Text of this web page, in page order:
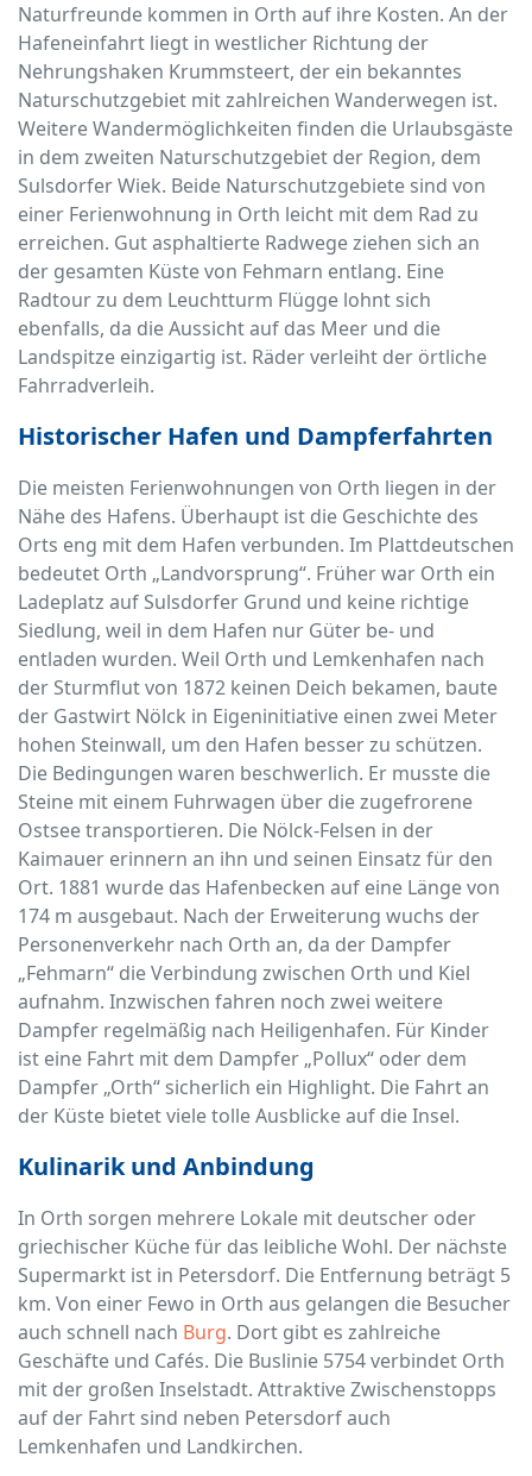
Naturfreunde kommen in Orth auf ihre Kosten. An der
Hafeneinfahrt liegt in westlicher Richtung der
Nehrungshaken Krummsteert, der ein bekanntes
Naturschutzgebiet mit zahlreichen Wanderwegen ist.
Weitere Wandermöglichkeiten finden die Urlaubsgäste
in dem zweiten Naturschutzgebiet der Region, dem
Sulsdorfer Wiek. Beide Naturschutzgebiete sind von
einer Ferienwohnung in Orth leicht mit dem Rad zu
erreichen. Gut asphaltierte Radwege ziehen sich an
der gesamten Küste von Fehmarn entlang. Eine
Radtour zu dem Leuchtturm Flügge lohnt sich
ebenfalls, da die Aussicht auf das Meer und die
Landspitze einzigartig ist. Räder verleiht der örtliche
Fahrradverleih.
Historischer Hafen und Dampferfahrten
Die meisten Ferienwohnungen von Orth liegen in der
Nähe des Hafens. Überhaupt ist die Geschichte des
Orts eng mit dem Hafen verbunden. Im Plattdeutschen
bedeutet Orth „Landvorsprung“. Früher war Orth ein
Ladeplatz auf Sulsdorfer Grund und keine richtige
Siedlung, weil in dem Hafen nur Güter be- und
entladen wurden. Weil Orth und Lemkenhafen nach
der Sturmflut von 1872 keinen Deich bekamen, baute
der Gastwirt Nölck in Eigeninitiative einen zwei Meter
hohen Steinwall, um den Hafen besser zu schützen.
Die Bedingungen waren beschwerlich. Er musste die
Steine mit einem Fuhrwagen über die zugefrorene
Ostsee transportieren. Die Nölck-Felsen in der
Kaimauer erinnern an ihn und seinen Einsatz für den
Ort. 1881 wurde das Hafenbecken auf eine Länge von
174 m ausgebaut. Nach der Erweiterung wuchs der
Personenverkehr nach Orth an, da der Dampfer
„Fehmarn“ die Verbindung zwischen Orth und Kiel
aufnahm. Inzwischen fahren noch zwei weitere
Dampfer regelmäßig nach Heiligenhafen. Für Kinder
ist eine Fahrt mit dem Dampfer „Pollux“ oder dem
Dampfer „Orth“ sicherlich ein Highlight. Die Fahrt an
der Küste bietet viele tolle Ausblicke auf die Insel.
Kulinarik und Anbindung
In Orth sorgen mehrere Lokale mit deutscher oder
griechischer Küche für das leibliche Wohl. Der nächste
Supermarkt ist in Petersdorf. Die Entfernung beträgt 5
km. Von einer Fewo in Orth aus gelangen die Besucher
auch schnell nach Burg. Dort gibt es zahlreiche
Geschäfte und Cafés. Die Buslinie 5754 verbindet Orth
mit der großen Inselstadt. Attraktive Zwischenstopps
auf der Fahrt sind neben Petersdorf auch
Lemkenhafen und Landkirchen.